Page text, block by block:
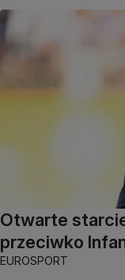
Otwarte
przeciwko
EUROSPORT